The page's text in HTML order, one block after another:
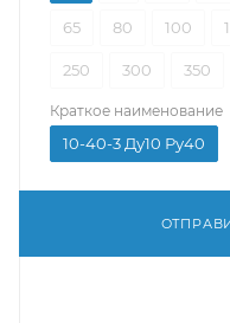
65 80 100
250 300 350
Краткое наименование
10-40-3 Ду10 Ру40